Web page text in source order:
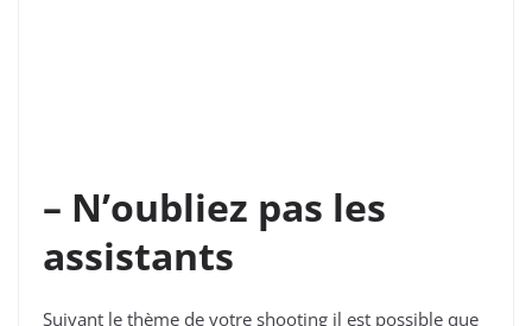
– N’oubliez pas les
assistants
Suivant le thème de votre shooting il est possible que